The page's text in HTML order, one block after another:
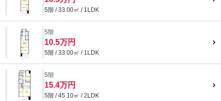
5階 / 33.00㎡ / 1LDK
5階
10.5万円
5階 / 33.00㎡ / 1LDK
5階
15.4万円
5階 / 45.10㎡ / 2LDK